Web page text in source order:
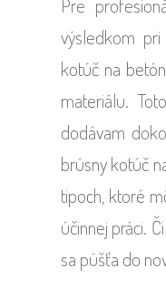
Pre
výsledkom pri
kotúč na
materiálu.
dodávam
brúsny kotúč
tipoch, ktoré
účinnej práci.
sa púšťa do